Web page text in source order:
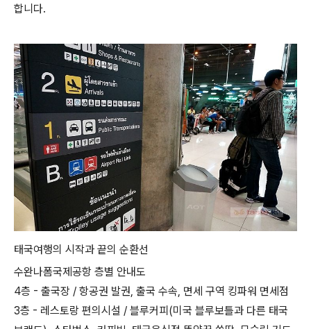
합니다.
태국여행의 시작과 끝의 순환선
수완나폼국제공항 층별 안내도
4층 - 출국장 / 항공권 발권, 출국 수속, 면세 구역 킹파워 면세점
3층 - 레스토랑 편의시설 / 블루커피(미국 블루보틀과 다른 태국